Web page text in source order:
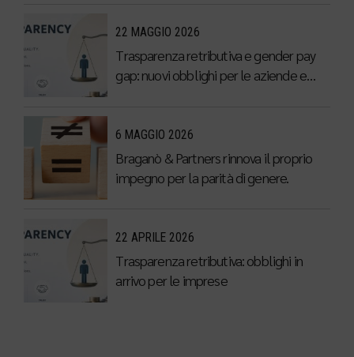
22 MAGGIO 2026
Trasparenza retributiva e gender pay
gap: nuovi obblighi per le aziende e
6 MAGGIO 2026
Braganò & Partners rinnova il proprio
impegno per la parità di genere.
22 APRILE 2026
Trasparenza retributiva: obblighi in
arrivo per le imprese